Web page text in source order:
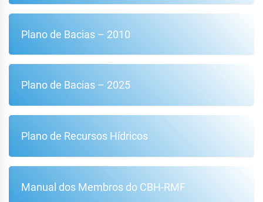
Plano de Bacias – 2010
Plano de Bacias – 2025
Plano de Recursos Hídricos
Manual dos Membros do CBH-RMF